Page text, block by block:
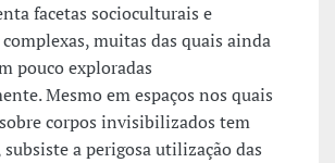
facetas socioculturais e
muitas das quais ainda
pouco exploradas
Mesmo em espaços nos quais
corpos invisibilizados tem
a perigosa utilização das